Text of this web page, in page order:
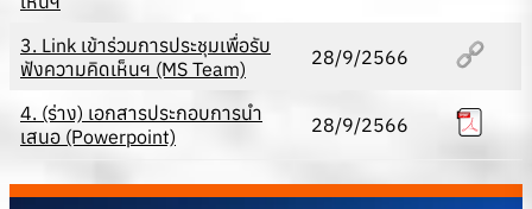
3. Link เข้าร่วมการประชุมเพื่อรับ
ฟังความคิดเห็นฯ (MS Team)
28/9/2566
4. (ร่าง) เอกสารประกอบการนำ
เสนอ (Powerpoint)
28/9/2566